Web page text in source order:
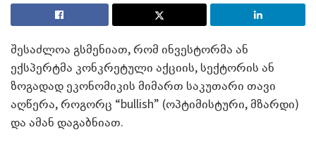
შესაძლოა გსმენიათ, რომ ინვესტორმა ან
ექსპერტმა კონკრეტული აქციის, სექტორის ან
ზოგადად ეკონომიკის მიმართ საკუთარი თავი
აღწერა, როგორც “bullish” (ოპტიმისტური, მზარდი)
და ამან დაგაბნიათ.